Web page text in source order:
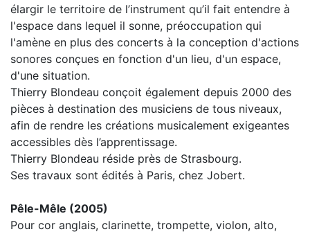
élargir le territoire de l’instrument qu’il fait entendre à
l'espace dans lequel il sonne, préoccupation qui
l'amène en plus des concerts à la conception d'actions
sonores conçues en fonction d'un lieu, d'un espace,
d'une situation.
Thierry Blondeau conçoit également depuis 2000 des
pièces à destination des musiciens de tous niveaux,
afin de rendre les créations musicalement exigeantes
accessibles dès l’apprentissage.
Thierry Blondeau réside près de Strasbourg.
Ses travaux sont édités à Paris, chez Jobert.
Pêle-Mêle (2005)
Pour cor anglais, clarinette, trompette, violon, alto,